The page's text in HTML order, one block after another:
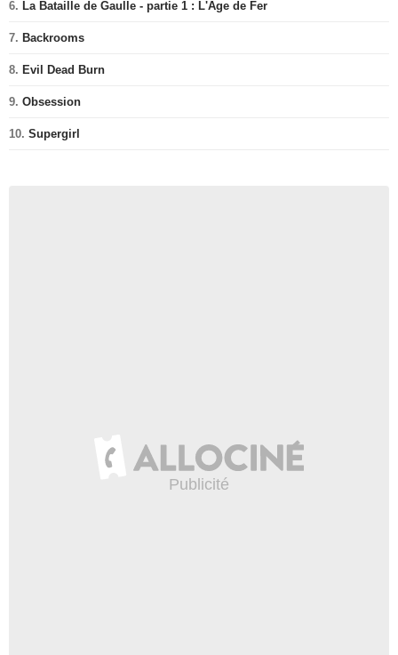
6. La Bataille de Gaulle - partie 1 : L'Âge de Fer
7. Backrooms
8. Evil Dead Burn
9. Obsession
10. Supergirl